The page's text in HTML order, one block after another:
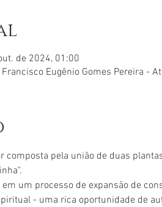
de 2024, 01:00
Eugênio Gomes Pereira -
composta pela união de duas
em um processo de expansão de
- uma rica oportunidade de